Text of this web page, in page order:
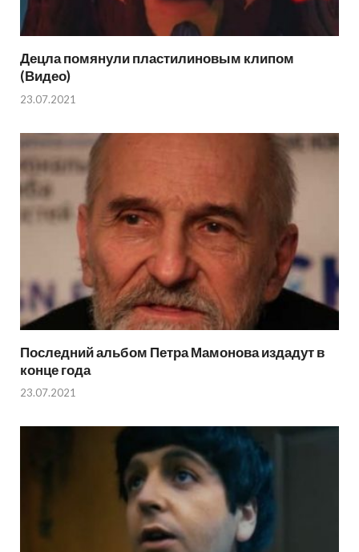
Децла помянули пластилиновым клипом
(Видео)
23.07.2021
Последний альбом Петра Мамонова издадут в
конце года
23.07.2021